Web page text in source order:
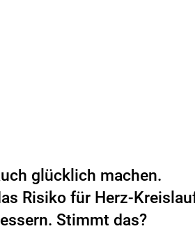
glücklich machen.
Risiko für Herz-
Stimmt das?